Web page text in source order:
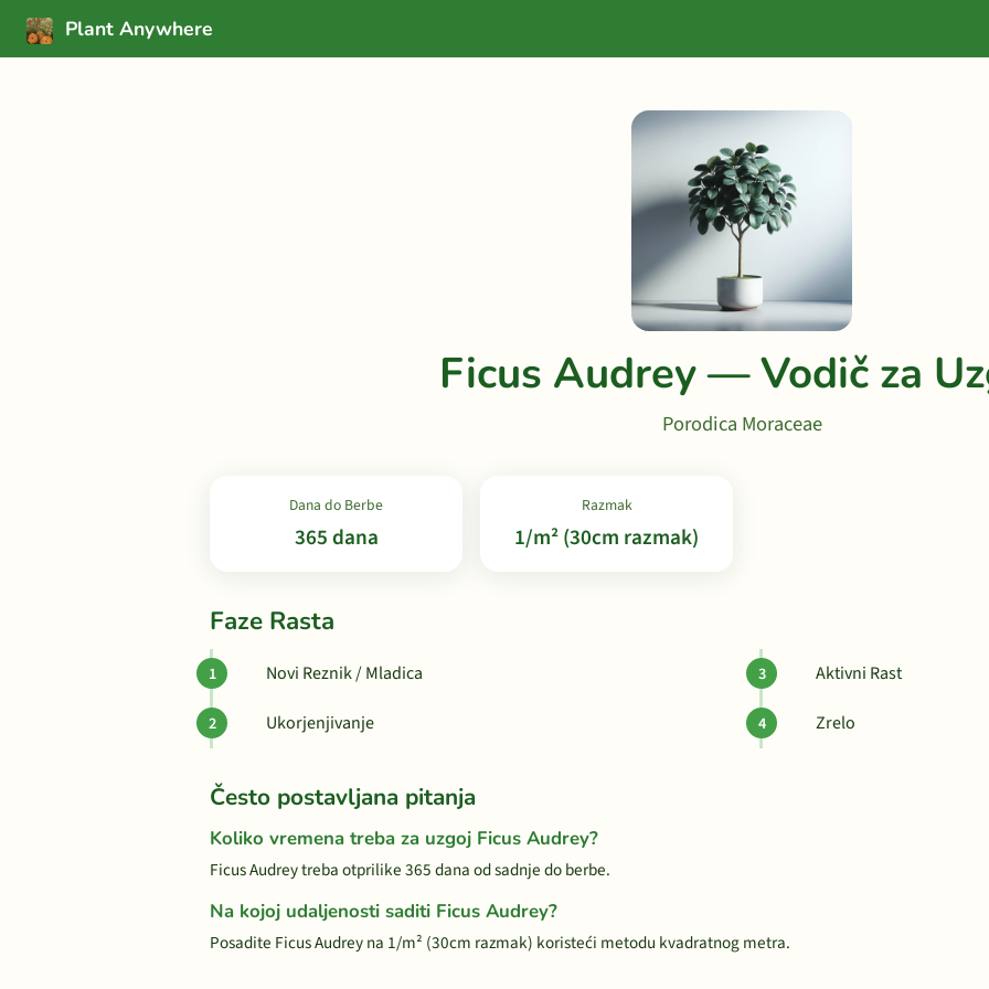
Plant Anywhere
Ficus Audrey — Vodič za
Porodica Moraceae
Dana do Berbe
365 dana
Razmak
1/m² (30cm razmak)
Faze Rasta
Novi Reznik / Mladica
Ukorjenjivanje
Aktivni Rast
Zrelo
Često postavljana pitanja
Koliko vremena treba za uzgoj Ficus Audrey?
Ficus Audrey treba otprilike 365 dana od sadnje do berbe.
Na kojoj udaljenosti saditi Ficus Audrey?
Posadite Ficus Audrey na 1/m² (30cm razmak) koristeći metodu kvadratnog metra.